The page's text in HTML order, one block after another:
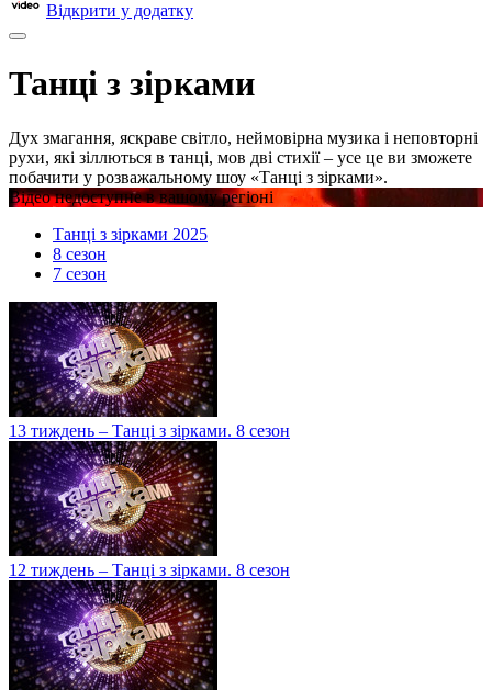
Відкрити у додатку
Танці з зірками
Дух змагання, яскраве світло, неймовірна музика і неповторні
рухи, які зіллються в танці, мов дві стихії – усе це ви зможете
побачити у розважальному шоу «Танці з зірками».
Відео недоступне в вашому регіоні
Танці з зірками 2025
8 сезон
7 сезон
13 тиждень – Танці з зірками. 8 сезон
12 тиждень – Танці з зірками. 8 сезон